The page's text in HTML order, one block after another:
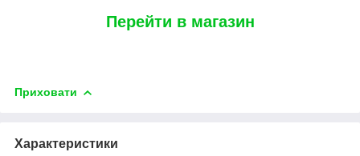
Перейти в магазин
Приховати
Характеристики